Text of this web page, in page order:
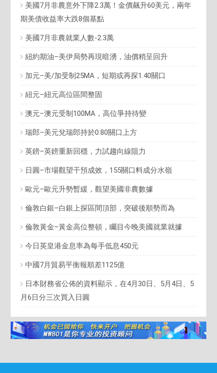
美國7月非農意外下降2.3萬！金價飆升60美元，兩年
期美債收益率大跌8個基點
美國7月非農就業人數-2.3萬
紐約期油–美伊局勢再現暗湧，油價稍呈回升
加元–美/加受制25MA，短期或再探1.40關口
紐元–紐元高位區間整固
澳元–澳元受制100MA，高位爭持待變
瑞郎–美元兌瑞郎持於0.80關口上方
英鎊–英鎊重新回穩，力試趨向線阻力
日圓–市場觀望干預成效，155關口料成分水嶺
歐元–歐元升勢暫緩，觀望美國非農數據
倫敦白銀–白銀上探區間頂部，突破後順勢而為
倫敦黃金–黃金高位整頓，矚目今晚美國就業就據
今日英皇港金息率為每手低息450元
中國7月貿易平衡報順差1125億
日本財務省公佈的資料顯示，在4月30日、5月4日、5
月6日分三次買入日圓